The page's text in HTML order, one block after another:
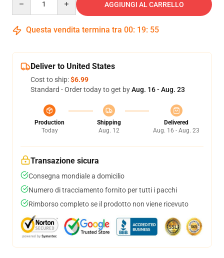
AGGIUNGI AL CARRELLO
Questa vendita termina tra 00: 19: 55
Deliver to United States
Cost to ship:$6.99
Standard - Order today to get byAug. 16 - Aug. 23
Production
Today
Shipping
Aug. 12
Delivered
Aug. 16 - Aug. 23
Transazione sicura
Consegna mondiale a domicilio
Numero di tracciamento fornito per tutti i pacchi
Rimborso completo se il prodotto non viene ricevuto